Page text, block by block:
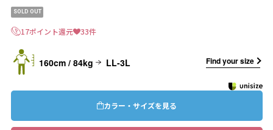
SOLD OUT
17ポイント還元 33件
160cm / 84kg LL-3L Find your size
カラー・サイズを見る